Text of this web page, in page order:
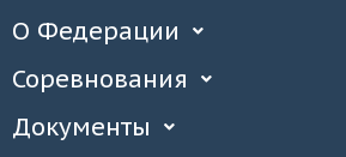
О Федерации
Соревнования
Документы